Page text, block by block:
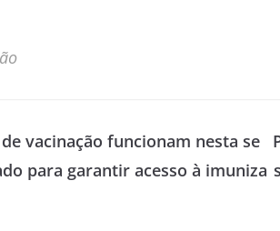
vacinação funcionam nesta se
para garantir acesso à imuniza